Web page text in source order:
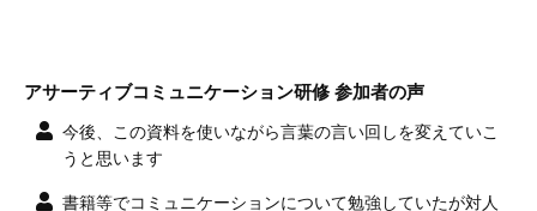
アサーティブコミュニケーション研修 参加者の声
今後、この資料を使いながら言葉の言い回しを変えていこ
うと思います
書籍等でコミュニケーションについて勉強していたが対人